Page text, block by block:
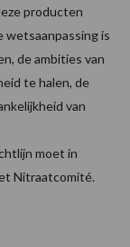
producten
wetsaanpassing is
de ambities van
te halen, de
van
moet in
Nitraatcomité.